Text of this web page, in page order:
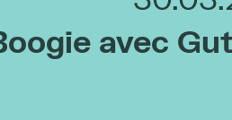
avec